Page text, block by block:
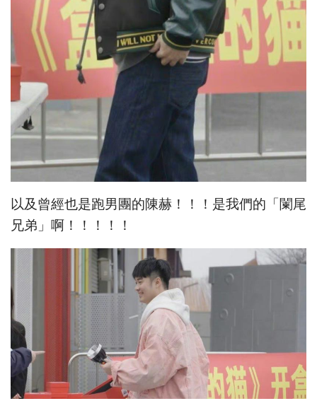
以及曾經也是跑男團的陳赫！！！是我們的「闌尾
兄弟」啊！！！！！